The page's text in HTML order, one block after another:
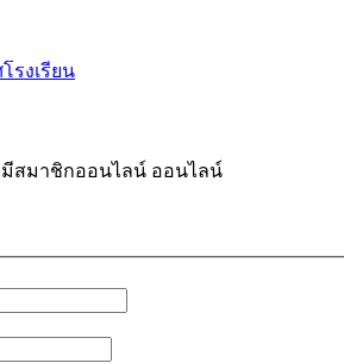
รงเรียน
มีสมาชิกออนไลน์ ออนไลน์